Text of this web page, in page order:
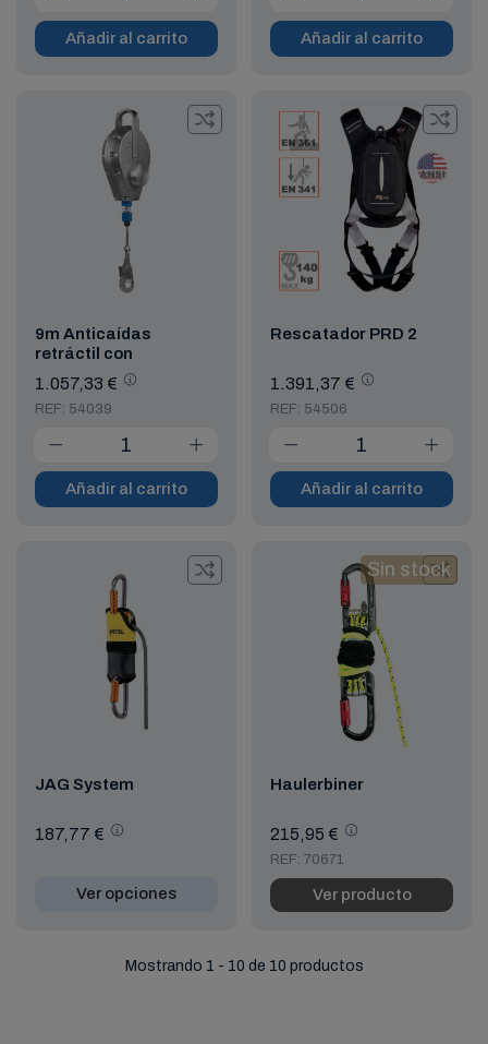
Añadir al carrito Añadir al carrito
9m Anticaídas
retráctil con
autorrescate
1.057,33 €
REF: 54039
Añadir al carrito
Rescatador PRD 2
1.391,37 €
REF: 54506
Añadir al carrito
JAG System
187,77 €
Ver opciones
Sin stock
Haulerbiner
215,95 €
REF: 70671
Ver producto
Mostrando 1 - 10 de 10 productos